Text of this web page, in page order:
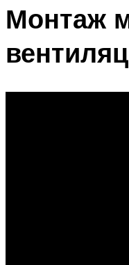
Монтаж